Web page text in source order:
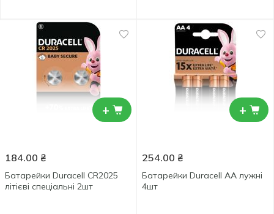
+
184.00 ₴
Батарейки Duracell CR2025
літієві спеціальні 2шт
+
254.00 ₴
Батарейки Duracell АА лужні
4шт